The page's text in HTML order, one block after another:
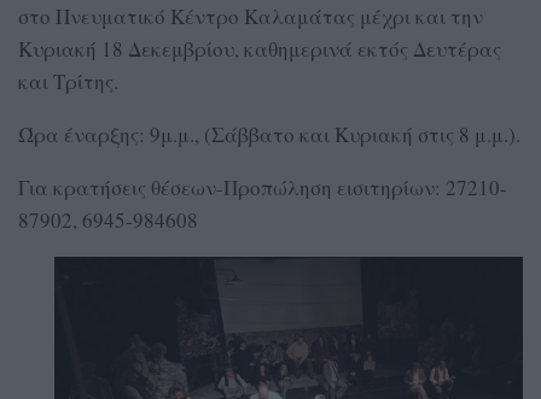
στο Πνευματικό Κέντρο Καλαμάτας μέχρι και την
Κυριακή 18 Δεκεμβρίου, καθημερινά εκτός Δευτέρας
και Τρίτης.
Ώρα έναρξης: 9μ.μ., (Σάββατο και Κυριακή στις 8 μ.μ.).
Για κρατήσεις θέσεων-Προπώληση εισιτηρίων: 27210-
87902, 6945-984608